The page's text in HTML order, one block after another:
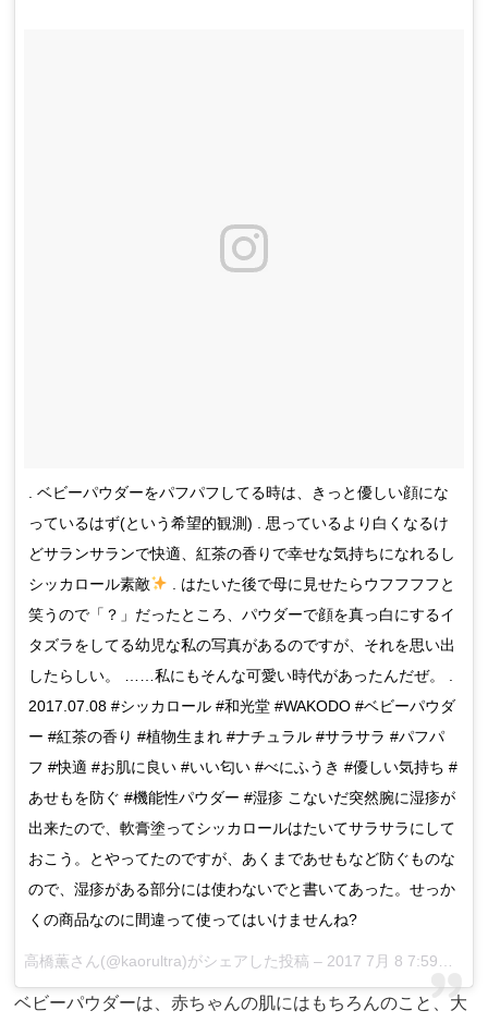
. ベビーパウダーをパフパフしてる時は、きっと優しい顔にな
っているはず(という希望的観測) . 思っているより白くなるけ
どサランサランで快適、紅茶の香りで幸せな気持ちになれるし
シッカロール素敵
. はたいた後で母に見せたらウフフフフと
笑うので「？」だったところ、パウダーで顔を真っ白にするイ
タズラをしてる幼児な私の写真があるのですが、それを思い出
したらしい。 ……私にもそんな可愛い時代があったんだぜ。 .
2017.07.08 #シッカロール #和光堂 #WAKODO #ベビーパウダ
ー #紅茶の香り #植物生まれ #ナチュラル #サラサラ #パフパ
フ #快適 #お肌に良い #いい匂い #べにふうき #優しい気持ち #
あせもを防ぐ #機能性パウダー #湿疹 こないだ突然腕に湿疹が
出来たので、軟膏塗ってシッカロールはたいてサラサラにして
おこう。とやってたのですが、あくまであせもなど防ぐものな
ので、湿疹がある部分には使わないでと書いてあった。せっか
くの商品なのに間違って使ってはいけませんね?
高橋薫さん(@kaorultra)がシェアした投稿 – 2017 7月 8 7:59午前 PDT
ベビーパウダーは、赤ちゃんの肌にはもちろんのこと、大